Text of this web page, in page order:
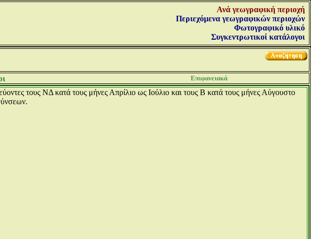
Ανά γεωγραφική περιοχή
Περιεχόμενα γεωγραφικών περιοχών
Φωτογραφικό υλικό
Συγκεντρωτικοί κατάλογοι
Επιφανειακά
τους ΝΔ κατά τους μήνες Απρίλιο ως Ιούλιο και τους Β κατά τους μήνες Αύγουστο